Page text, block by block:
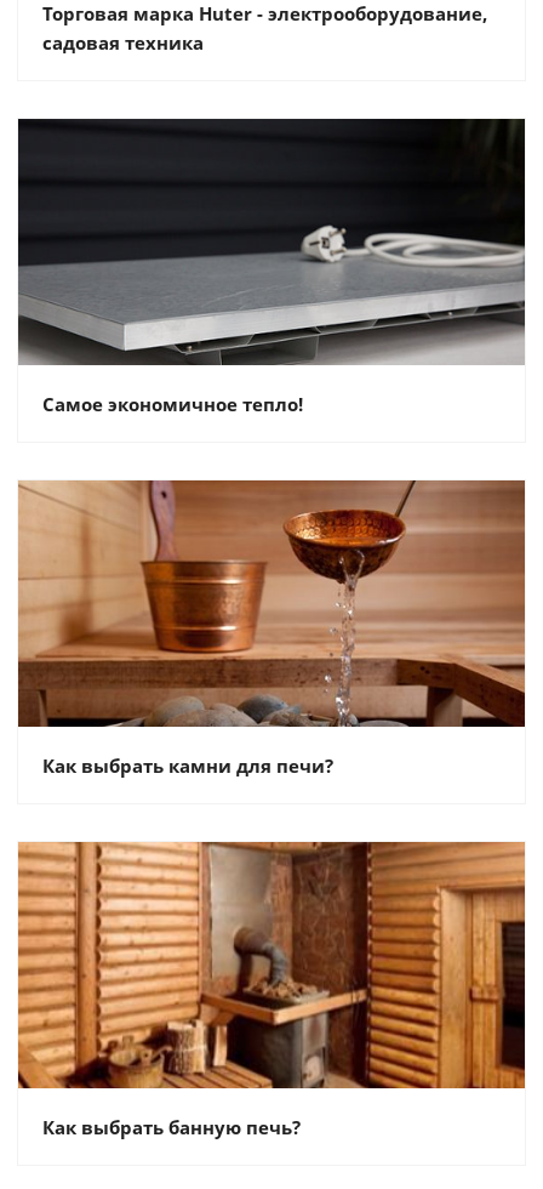
Торговая марка Huter - электрооборудование,
садовая техника
Самое экономичное тепло!
Как выбрать камни для печи?
Как выбрать банную печь?